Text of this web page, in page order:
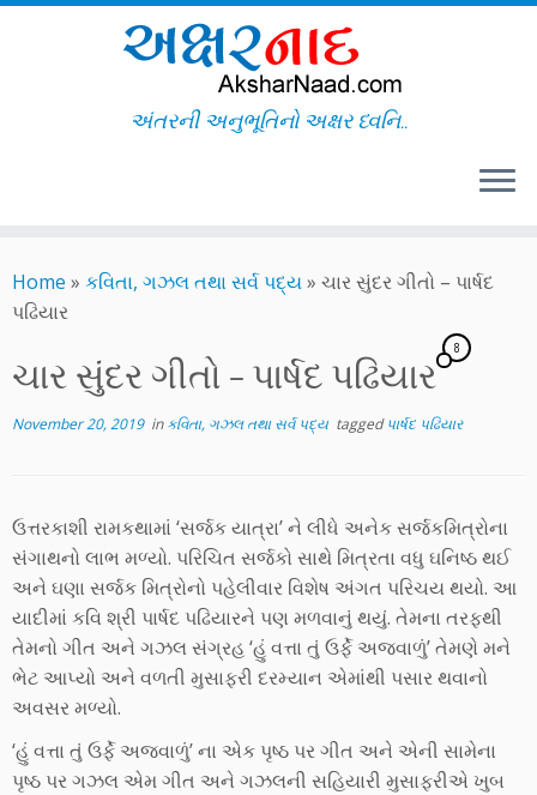
to
content
અંતરની અનુભૂતિનો અક્ષર ધ્વનિ..
Home » કવિતા, ગઝલ તથા સર્વ પદ્ય» ચાર સુંદર ગીતો – પાર્ષદ
પઢિયાર
ચાર સુંદર ગીતો – પાર્ષદ પઢિયાર
8
November 20, 2019inકવિતા, ગઝલ તથા સર્વ પદ્ય taggedપાર્ષદ પઢિયાર
ઉત્તરકાશી રામકથામાં ‘સર્જક યાત્રા’ ને લીધે અનેક સર્જકમિત્રોના
સંગાથનો લાભ મળ્યો. પરિચિત સર્જકો સાથે મિત્રતા વધુ ઘનિષ્ઠ થઈ
અને ઘણા સર્જક મિત્રોનો પહેલીવાર વિશેષ અંગત પરિચય થયો. આ
યાદીમાં કવિ શ્રી પાર્ષદ પઢિયારને પણ મળવાનું થયું. તેમના તરફથી
તેમનો ગીત અને ગઝલ સંગ્રહ ‘હું વત્તા તું ઉર્ફે અજવાળું’ તેમણે મને
ભેટ આપ્યો અને વળતી મુસાફરી દરમ્યાન એમાંથી પસાર થવાનો
અવસર મળ્યો.
‘હું વત્તા તું ઉર્ફે અજવાળું’ ના એક પૃષ્ઠ પર ગીત અને એની સામેના
પૃષ્ઠ પર ગઝલ એમ ગીત અને ગઝલની સહિયારી મુસાફરીએ ખુબ